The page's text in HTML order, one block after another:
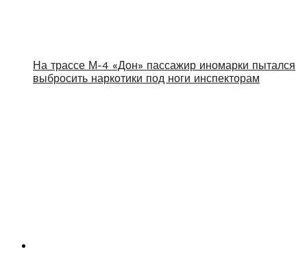
На трассе М-4 «Дон» пассажир иномарки пытался
выбросить наркотики под ноги инспекторам